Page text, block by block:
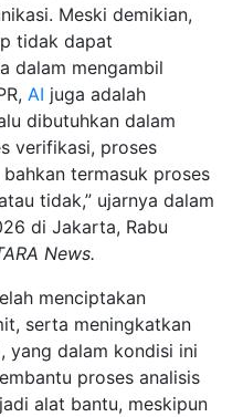
Meski demikian,
tidak dapat
dalam mengambil
AI juga adalah
dibutuhkan dalam
verifikasi, proses
termasuk proses
tidak,” ujarnya dalam
di Jakarta, Rabu
News.
menciptakan
serta meningkatkan
yang dalam kondisi ini
proses analisis
alat bantu, meskipun